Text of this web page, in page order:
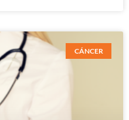
CÁNCER